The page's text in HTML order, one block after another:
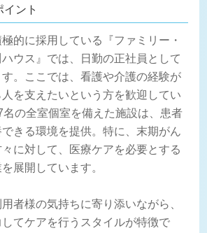
ント
的に採用している『ファミリー・
ウス』では、日勤の正社員として
。ここでは、看護や介護の経験が
を支えたいという方を歓迎してい
名の全室個室を備えた施設は、患者
きる環境を提供。特に、末期がん
に対して、医療ケアを必要とする
展開しています。
者様の気持ちに寄り添いながら、
てケアを行うスタイルが特徴で